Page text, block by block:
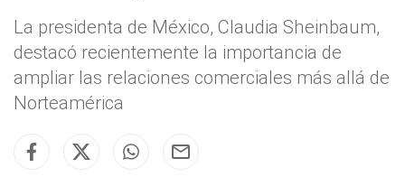
La presidenta de México, Claudia Sheinbaum,
destacó recientemente la importancia de
ampliar las relaciones comerciales más allá de
Norteamérica